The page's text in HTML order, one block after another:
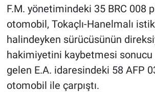
F.M. yönetimindeki 35 BRC 008
otomobil, Tokaçlı-Hanelmalı
halindeyken sürücüsünün
hakimiyetini kaybetmesi sonucu
gelen E.A. idaresindeki 58 AFP
otomobil ile çarpıştı.